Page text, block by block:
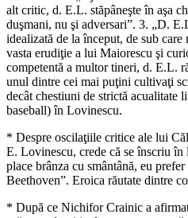
alt critic, d. E.L. stăpâneşte în aşa
duşmani, nu şi adversari”. 3. „D.
idealizată de la început, de sub
vasta erudiţie a lui Maiorescu şi
competentă a multor tineri, d. E.L.
unul dintre cei mai puţini cultivaţi
decât chestiuni de strictă acualitate
baseball) în Lovinescu.
* Despre oscilaţiile critice ale lui
E. Lovinescu, crede că se înscriu
place brânza cu smântână, eu
Beethoven”. Eroica răutate dintre
* După ce Nichifor Crainic a